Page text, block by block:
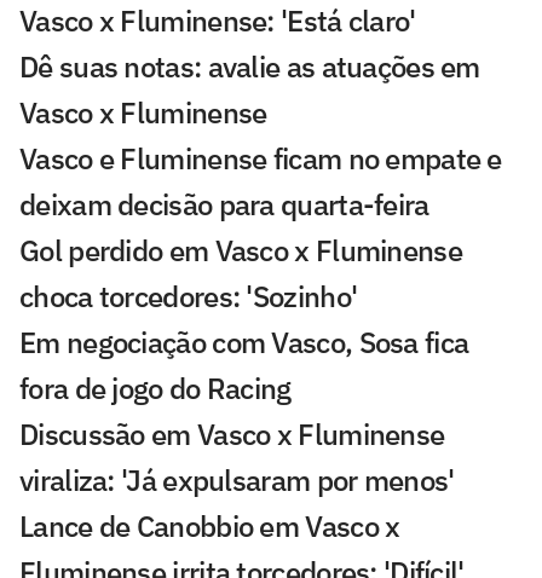
Vasco x Fluminense: 'Está claro'
Dê suas notas: avalie as atuações em
Vasco x Fluminense
Vasco e Fluminense ficam no empate e
deixam decisão para quarta-feira
Gol perdido em Vasco x Fluminense
choca torcedores: 'Sozinho'
Em negociação com Vasco, Sosa fica
fora de jogo do Racing
Discussão em Vasco x Fluminense
viraliza: 'Já expulsaram por menos'
Lance de Canobbio em Vasco x